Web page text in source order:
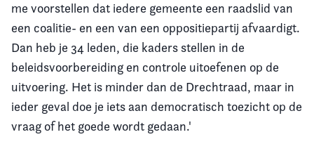
me voorstellen dat iedere gemeente een raadslid van
een coalitie- en een van een oppositiepartij afvaardigt.
Dan heb je 34 leden, die kaders stellen in de
beleidsvoorbereiding en controle uitoefenen op de
uitvoering. Het is minder dan de Drechtraad, maar in
ieder geval doe je iets aan democratisch toezicht op de
vraag of het goede wordt gedaan.'